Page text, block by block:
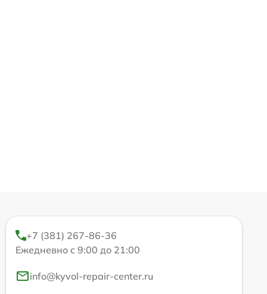
+7 (381) 267-86-36
Ежедневно с 9:00 до 21:00
info@kyvol-repair-center.ru